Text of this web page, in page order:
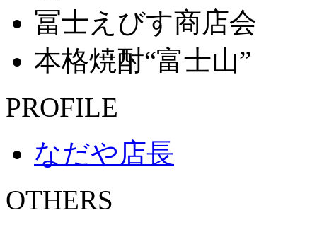
冨士えびす商店会
本格焼酎“富士山”
PROFILE
なだや店長
OTHERS